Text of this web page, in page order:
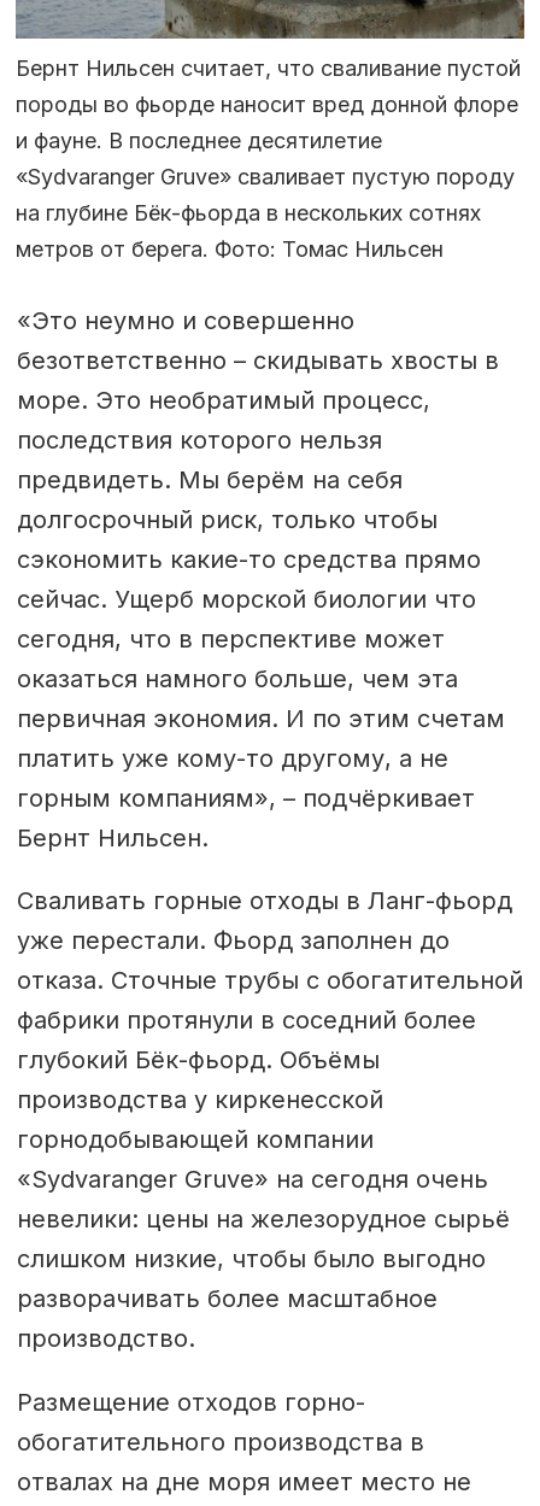
Бернт Нильсен считает, что сваливание пустой
породы во фьорде наносит вред донной флоре
и фауне. В последнее десятилетие
«Sydvaranger Gruve» сваливает пустую породу
на глубине Бёк-фьорда в нескольких сотнях
метров от берега. Фото: Томас Нильсен
«Это неумно и совершенно
безответственно – скидывать хвосты в
море. Это необратимый процесс,
последствия которого нельзя
предвидеть. Мы берём на себя
долгосрочный риск, только чтобы
сэкономить какие-то средства прямо
сейчас. Ущерб морской биологии что
сегодня, что в перспективе может
оказаться намного больше, чем эта
первичная экономия. И по этим счетам
платить уже кому-то другому, а не
горным компаниям», – подчёркивает
Бернт Нильсен.
Сваливать горные отходы в Ланг-фьорд
уже перестали. Фьорд заполнен до
отказа. Сточные трубы с обогатительной
фабрики протянули в соседний более
глубокий Бёк-фьорд. Объёмы
производства у киркенесской
горнодобывающей компании
«Sydvaranger Gruve» на сегодня очень
невелики: цены на железорудное сырьё
слишком низкие, чтобы было выгодно
разворачивать более масштабное
производство.
Размещение отходов горно-
обогатительного производства в
отвалах на дне моря имеет место не